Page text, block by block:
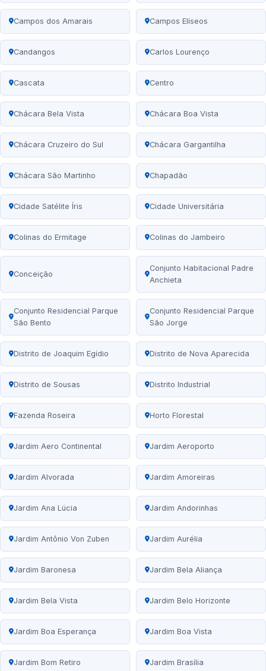
Campos dos Amarais Campos Elíseos
Candangos Carlos Lourenço
Cascata Centro
Chácara Bela Vista Chácara Boa Vista
Chácara Cruzeiro do Sul Chácara Gargantilha
Chácara São Martinho Chapadão
Cidade Satélite Íris Cidade Universitária
Colinas do Ermitage Colinas do Jambeiro
Conceição
Conjunto Habitacional Padre
Anchieta
Conjunto Residencial Parque
São Bento
Conjunto Residencial Parque
São Jorge
Distrito de Joaquim Egídio Distrito de Nova Aparecida
Distrito de Sousas Distrito Industrial
Fazenda Roseira Horto Florestal
Jardim Aero Continental Jardim Aeroporto
Jardim Alvorada Jardim Amoreiras
Jardim Ana Lúcia Jardim Andorinhas
Jardim Antônio Von Zuben Jardim Aurélia
Jardim Baronesa Jardim Bela Aliança
Jardim Bela Vista Jardim Belo Horizonte
Jardim Boa Esperança Jardim Boa Vista
Jardim Bom Retiro Jardim Brasília